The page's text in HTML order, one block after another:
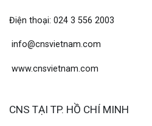
Điện thoại: 024 3 556 2003
info@cnsvietnam.com
www.cnsvietnam.com
CNS TẠI TP. HỒ CHÍ MINH